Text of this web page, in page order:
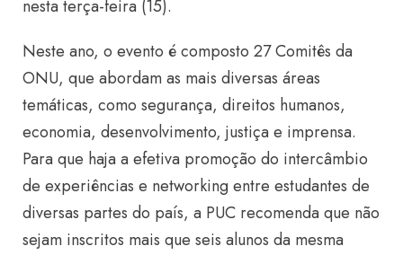
nesta terça-feira (15).
Neste ano, o evento é composto 27 Comitês da
ONU, que abordam as mais diversas áreas
temáticas, como segurança, direitos humanos,
economia, desenvolvimento, justiça e imprensa.
Para que haja a efetiva promoção do intercâmbio
de experiências e networking entre estudantes de
diversas partes do país, a PUC recomenda que não
sejam inscritos mais que seis alunos da mesma